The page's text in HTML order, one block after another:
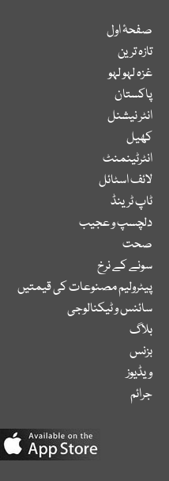
صفحۂ اول
تازہ ترین
غزہ لہو لہو
پاکستان
انٹر نیشنل
کھیل
انٹرٹینمنٹ
لائف اسٹائل
ٹاپ ٹرینڈ
دلچسپ و عجیب
صحت
سونے کے نرخ
پیٹرولیم مصنوعات کی قیمتیں
سائنس و ٹیکنالوجی
بلاگ
بزنس
ویڈیوز
جرائم